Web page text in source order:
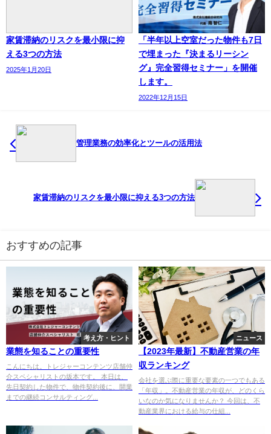
家賃滞納のリスクを最小限に抑
える3つの方法
2025年1月20日
「半年以上空室だった物件も7日
で埋まった『決まるリーシン
グ』完全習得セミナー」を開催
します。
2022年12月15日
管理業務の効率化とツールの活用法
家賃滞納のリスクを最小限に抑える3つの方法
おすすめの記事
考え方・ヒント
業態を知ることの重要性
こんにちは。トレジャーコンテンツ店舗仲
介スペシャリストの坂本です。 本日は、
先日契約した物件で、物件契約後に、開業
までの継続コンサルティング...
ニュース
【2023年最新】不動産営業の年
収ランキング
会社を選ぶ際に重要な要素の一つでもある
「年収」。不動産営業の年収が、どのくら
いなのか気になりませんか？ 今回は、不
動産業界における給与の仕組...